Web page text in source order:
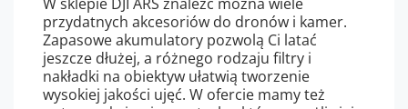
przydatnych akcesoriów do dronów i kamer.
Zapasowe akumulatory pozwolą Ci latać
jeszcze dłużej, a różnego rodzaju filtry i
nakładki na obiektyw ułatwią tworzenie
wysokiej jakości ujęć. W ofercie mamy też